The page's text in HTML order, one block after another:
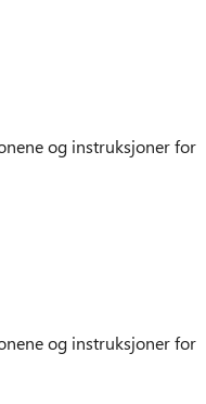
og instruksjoner for
og instruksjoner for